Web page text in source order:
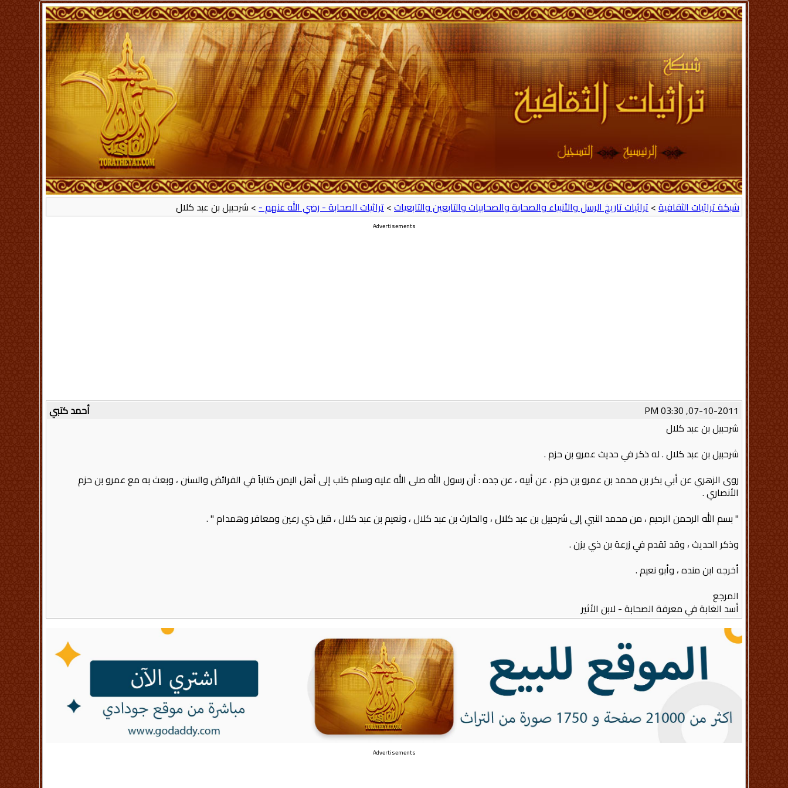
شبكة تراثيات الثقافية>تراثيات تاريخ الرسل والأنبياء والصحابة والصحابيات والتابعين والتابعيات>تراثيات الصحابة - رضي الله عنهم -> شرحبيل بن عبد كلال
Advertisements
أحمد كتبي
07-10-2011, 03:30 PM
شرحبيل بن عبد كلال
شرحبيل بن عبد كلال ‏.‏ له ذكر في حديث عمرو بن حزم‏ .‏
روى الزهري عن أبي بكر بن محمد بن عمرو بن حزم ، عن أبيه ، عن جده‏ :‏ أن رسول الله صلى الله عليه وسلم كتب إلى أهل اليمن كتاباً في الفرائض والسنن ، وبعث به مع عمرو بن حزم
الأنصاري‏ .‏
‏" ‏بسم الله الرحمن الرحيم ، من محمد النبي إلى شرحبيل بن عبد كلال ، والحارث بن عبد كلال ، ونعيم بن عبد كلال ، قيل ذي رعين ومعافر وهمدام ‏"‏‏ .‏
وذكر الحديث ، وقد تقدم في زرعة بن ذي يزن‏ .‏
أخرجه ابن منده ، وأبو نعيم ‏.‏
المرجع
أسد الغابة في معرفة الصحابة - لابن الأثير
Advertisements